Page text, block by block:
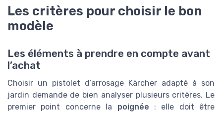
Les critères pour choisir le bon
modèle
Les éléments à prendre en compte avant
l’achat
Choisir un pistolet d’arrosage Kärcher adapté à son
jardin demande de bien analyser plusieurs critères. Le
premier point concerne la poignée : elle doit être